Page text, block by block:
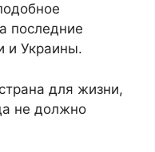
последние
и Украины.
для жизни,
не должно